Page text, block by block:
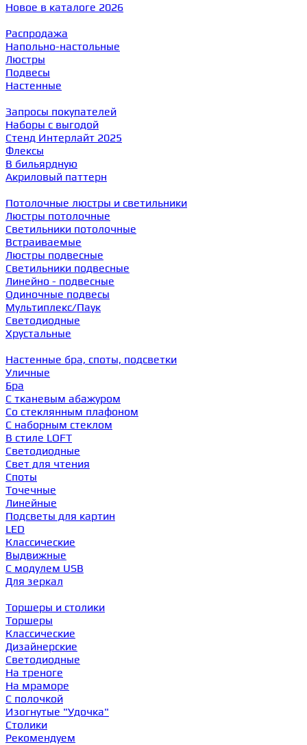
Новое в каталоге 2026
Распродажа
Напольно-настольные
Люстры
Подвесы
Настенные
Запросы покупателей
Наборы с выгодой
Стенд Интерлайт 2025
Флексы
В бильярдную
Акриловый паттерн
Потолочные люстры и светильники
Люстры потолочные
Светильники потолочные
Встраиваемые
Люстры подвесные
Светильники подвесные
Линейно - подвесные
Одиночные подвесы
Мультиплекс/Паук
Светодиодные
Хрустальные
Настенные бра, споты, подсветки
Уличные
Бра
С тканевым абажуром
Со стеклянным плафоном
С наборным стеклом
В стиле LOFT
Светодиодные
Свет для чтения
Споты
Точечные
Линейные
Подсветы для картин
LED
Классические
Выдвижные
С модулем USB
Для зеркал
Торшеры и столики
Торшеры
Классические
Дизайнерские
Светодиодные
На треноге
На мраморе
С полочкой
Изогнутые "Удочка"
Столики
Рекомендуем